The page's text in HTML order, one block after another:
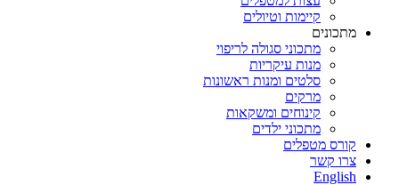
קיימות וטיולים
מתכונים
מתכוני סגולה לריפוי
מנות עיקריות
סלטים ומנות ראשונות
מרקים
קינוחים ומשקאות
מתכוני ילדים
קורס מטפלים
צרו קשר
English